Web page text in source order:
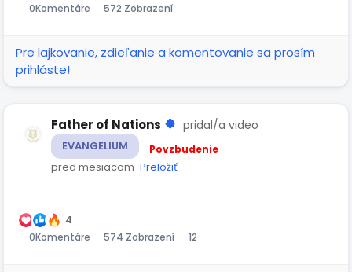
0Komentáre 572 Zobrazení
Pre lajkovanie, zdieľanie a komentovanie sa prosím
prihláste!
Father of Nations pridal/a video
EVANGELIUM Povzbudenie
pred mesiacom-Preložiť
4
0Komentáre 574 Zobrazení 12